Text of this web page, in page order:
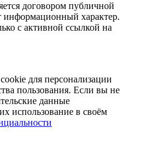
договором публичной
информационный характер.
с активной ссылкой на
для персонализации
пользования. Если вы не
данные
использование в своём